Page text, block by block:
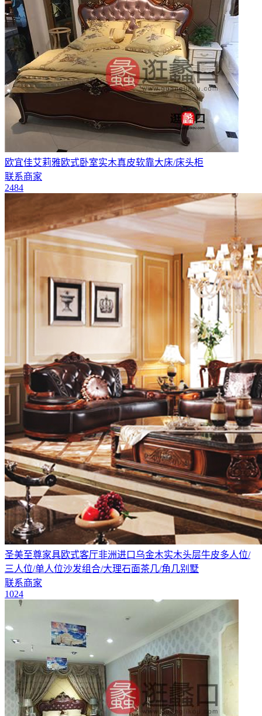
欧宜佳艾莉雅欧式卧室实木真皮软靠大床/床头柜
联系商家
2484
圣美至尊家具欧式客厅非洲进口乌金木实木头层牛皮多人位/
三人位/单人位沙发组合/大理石面茶几/角几别墅
联系商家
1024